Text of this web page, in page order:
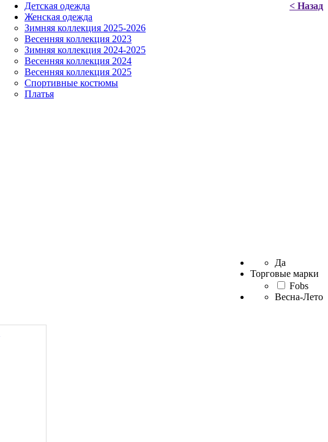
< Назад
Детская одежда
Женская одежда
Зимняя коллекция 2025-2026
Весенняя коллекция 2023
Зимняя коллекция 2024-2025
Весенняя коллекция 2024
Весенняя коллекция 2025
Спортивные костюмы
Платья
Да
Торговые марки
Fobs
Весна-Лето